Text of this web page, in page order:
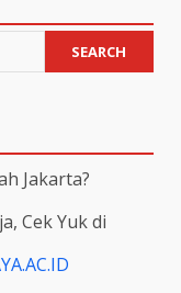
SEARCH
Jakarta?
Cek Yuk di